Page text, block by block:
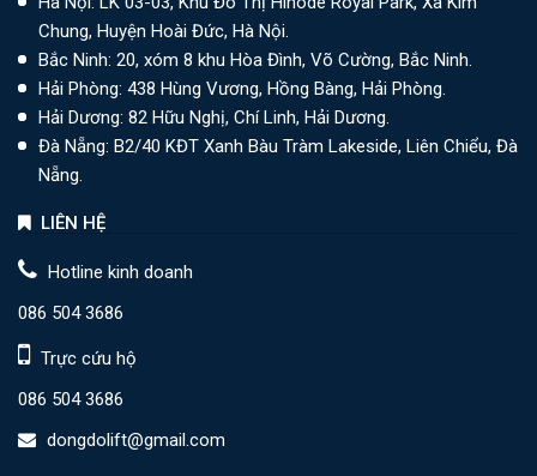
Chung, Huyện Hoài Đức, Hà Nội.
Bắc Ninh: 20, xóm 8 khu Hòa Đình, Võ Cường, Bắc Ninh.
Hải Phòng: 438 Hùng Vương, Hồng Bàng, Hải Phòng.
Hải Dương: 82 Hữu Nghị, Chí Linh, Hải Dương.
Đà Nẵng: B2/40 KĐT Xanh Bàu Tràm Lakeside, Liên Chiểu, Đà
Nẵng.
LIÊN HỆ
Hotline kinh doanh
086 504 3686
Trực cứu hộ
086 504 3686
dongdolift@gmail.com